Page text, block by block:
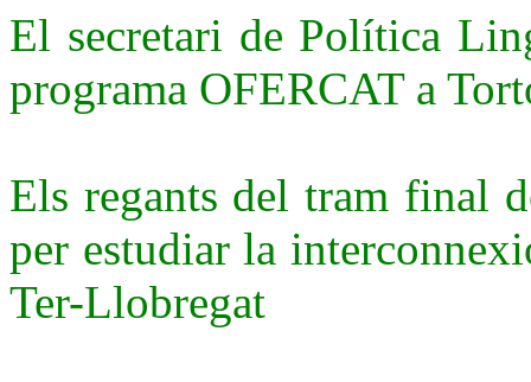
El secretari de Política
programa OFERCAT a
Els regants del tram final
per estudiar la
Ter-Llobregat